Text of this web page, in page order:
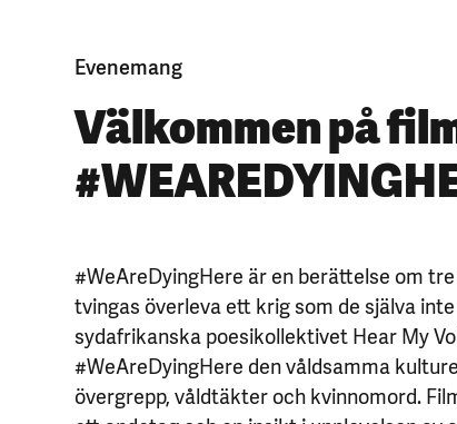
Evenemang
Välkommen på
#WeAreDyingHere är en berättelse om
tvingas överleva ett krig som de själva
sydafrikanska poesikollektivet Hear My
#WeAreDyingHere den våldsamma
övergrepp, våldtäkter och kvinnomord.